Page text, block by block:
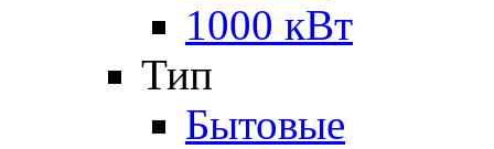
1000 кВт
Тип
Бытовые